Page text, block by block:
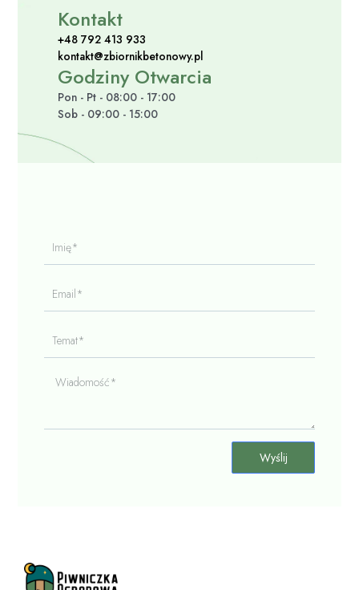
Kontakt
+48 792 413 933
kontakt@zbiornikbetonowy.pl
Godziny Otwarcia
Pon - Pt - 08:00 - 17:00
Sob - 09:00 - 15:00
Email*
Wiadomość*
Wyślij